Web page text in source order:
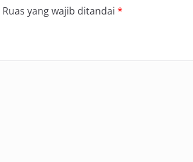
Ruas yang wajib ditandai *